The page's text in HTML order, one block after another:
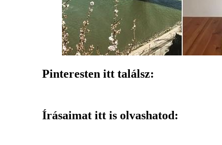
Pinteresten itt találsz:
Írásaimat itt is olvashatod: